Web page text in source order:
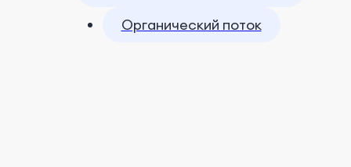
Органический поток